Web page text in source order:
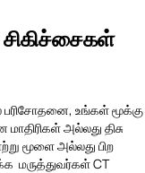
சிகிச்சைகள்
உங்கள் மூக்கு
அல்லது திசு
மூளை அல்லது பிற
மருத்துவர்கள் CT